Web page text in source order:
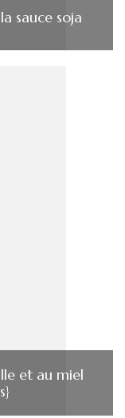
sauce soja
et au miel